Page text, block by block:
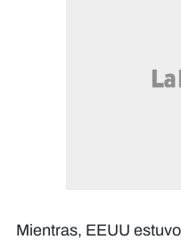
Mientras, EEUU